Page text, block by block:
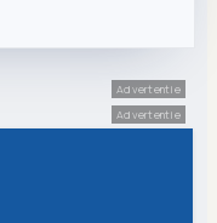
Advertentie
Advertentie